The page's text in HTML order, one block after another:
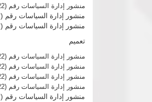
منشور إدارة السياسات رقم (5/2022)
منشور إدارة السياسات رقم (6/2022)
منشور إدارة السياسات رقم (7/2022)
تعميم
منشور إدارة السياسات رقم (8/2022)
منشور إدارة السياسات رقم (9/2022)
منشور إدارة السياسات رقم (10/2022)
منشور إدارة السياسات رقم (11/2022)
منشور إدارة السياسات رقم (12/2022)